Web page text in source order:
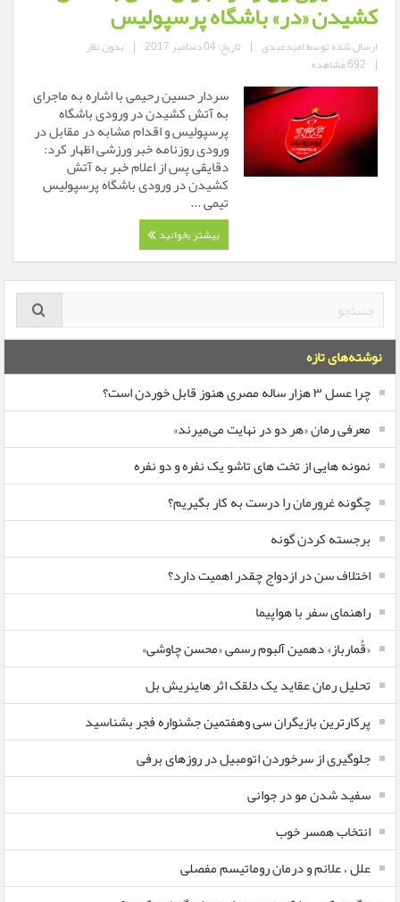
کشیدن «در» باشگاه پرسپولیس
ارسال شده توسطامیدعبدی | تاریخ: 04 دسامبر 2017 | بدون نظر
| 692 مشاهده
سردار حسین رحیمی با اشاره به ماجرای
به آتش کشیدن در ورودی باشگاه
پرسپولیس و اقدام مشابه در مقابل در
ورودی روزنامه خبر ورزشی اظهار کرد:
دقایقی پس از اعلام خبر به آتش
کشیدن در ورودی باشگاه پرسپولیس
تیمی ...
بیشتر بخوانید
نوشته‌های تازه
چرا عسل ۳ هزار ساله‌ مصری هنوز قابل خوردن است؟
معرفی رمان «هر دو در نهایت می‌میرند»
نمونه هایی از تخت های تاشو یک نفره و دو نفره
چگونه غرورمان را درست به کار بگیریم؟
برجسته کردن گونه
اختلاف سن در ازدواج چقدر اهمیت دارد؟
راهنمای سفر با هواپیما
«قُمارباز» دهمین آلبوم رسمی «محسن چاوشی»
تحلیل رمان عقاید یک دلقک اثر هاینریش بل
پرکارترین بازیگران سی وهفتمین جشنواره فجر بشناسید
جلوگیری از سرخوردن اتومبیل در روزهای برفی
سفید شدن مو در جوانی
انتخاب همسر خوب
علل ، علائم و درمان روماتیسم مفصلی